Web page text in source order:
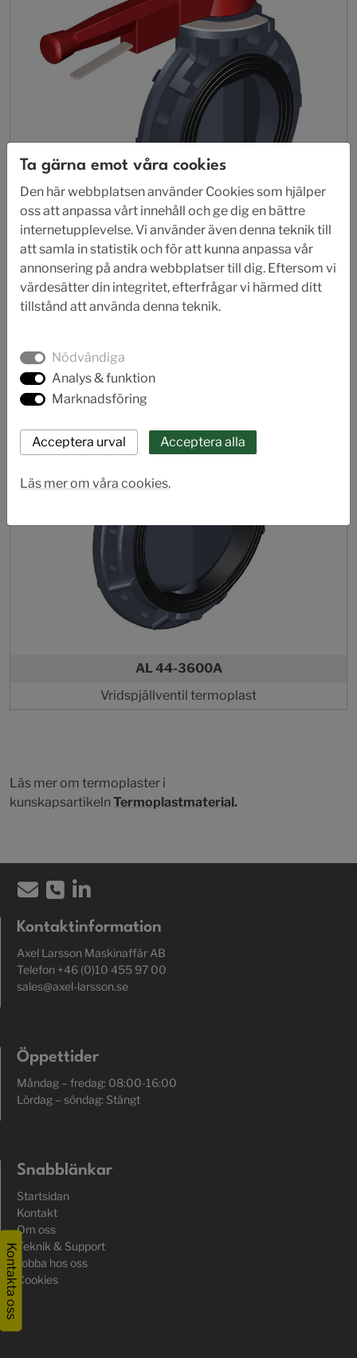
AL 44-3600/3700
Vridspjällventil termoplast
AL 44-3600A
Vridspjällventil termoplast
Läs mer om termoplaster i
kunskapsartikeln Termoplastmaterial.
Kontaktinformation
Axel Larsson Maskinaffär AB
Telefon +46 (0)10 455 97 00
sales@axel-larsson.se
Öppettider
Måndag – fredag: 08:00-16:00
Lördag – söndag: Stängt
Snabblänkar
Startsidan
Kontakt
Om oss
Teknik & Support
Jobba hos oss
Cookies
Kontakta oss
Ta gärna emot våra cookies
Den här webbplatsen använder Cookies som hjälper
oss att anpassa vårt innehåll och ge dig en bättre
internetupplevelse. Vi använder även denna teknik till
att samla in statistik och för att kunna anpassa vår
annonsering på andra webbplatser till dig. Eftersom vi
värdesätter din integritet, efterfrågar vi härmed ditt
tillstånd att använda denna teknik.
Nödvändiga
Analys & funktion
Marknadsföring
Läs mer om våra cookies.